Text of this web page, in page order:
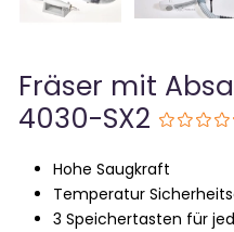
Fräser mit
4030-SX2
Hohe Saugkraft
Temperatur
3 Speichertasten für